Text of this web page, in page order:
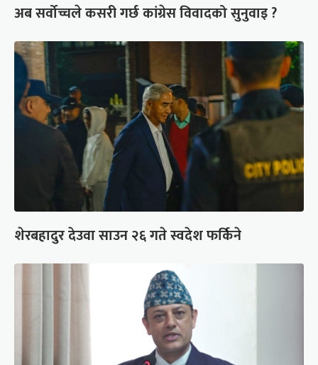
अब सर्वोच्चले कसरी गर्छ कांग्रेस विवादको सुनुवाइ ?
शेरबहादुर देउवा साउन २६ गते स्वदेश फर्किने